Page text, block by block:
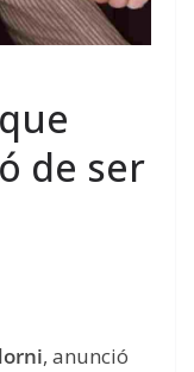
de ser
, anunció